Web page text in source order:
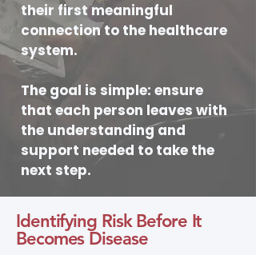
their first meaningful
connection to the healthcare
system.
The goal is simple: ensure
that each person leaves with
the understanding and
support needed to take the
next step.
Identifying Risk Before It
Becomes Disease